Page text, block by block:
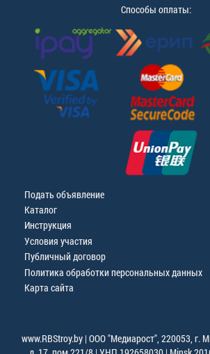
Способы оплаты:
Подать объявление
Каталог
Инструкция
Условия участия
Публичный договор
Политика обработки персональных данных
Карта сайта
www.RBStroy.by | ООО "Медиарост", 220053, г.